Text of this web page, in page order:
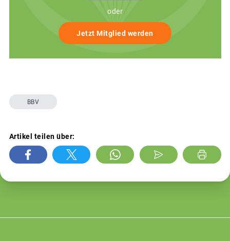
oder
Jetzt Mitglied werden
BBV
Artikel teilen über: